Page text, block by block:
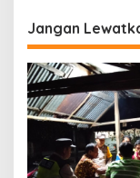
a
s
i
p
o
s
Jangan